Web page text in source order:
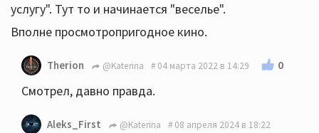
услугу". Тут то и начинается "веселье".
Вполне просмотропригодное кино.
Therion @Katerina 04 марта 2022 в 14:29 0
Смотрел, давно правда.
Aleks_First @Katerina 08 апреля 2024 в 18:22